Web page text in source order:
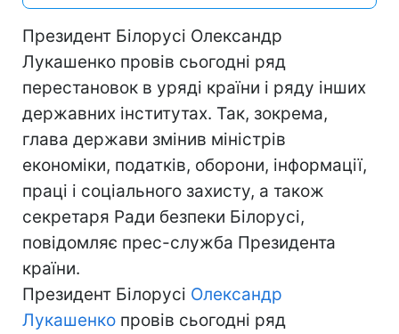
Президент Білорусі Олександр
Лукашенко провів сьогодні ряд
перестановок в уряді країни і ряду інших
державних інститутах. Так, зокрема,
глава держави змінив міністрів
економіки, податків, оборони, інформації,
праці і соціального захисту, а також
секретаря Ради безпеки Білорусі,
повідомляє прес-служба Президента
країни.
Президент Білорусі Олександр
Лукашенко провів сьогодні ряд